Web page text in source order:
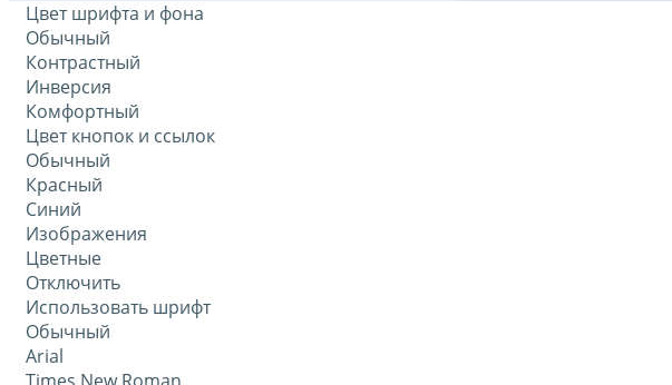
Цвет шрифта и фона
Обычный
Контрастный
Инверсия
Комфортный
Цвет кнопок и ссылок
Обычный
Красный
Синий
Изображения
Цветные
Отключить
Использовать шрифт
Обычный
Arial